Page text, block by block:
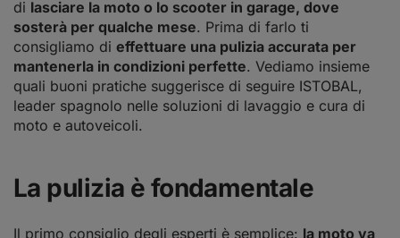
di lasciare la moto o lo scooter in garage, dove
sosterà per qualche mese. Prima di farlo ti
consigliamo di effettuare una pulizia accurata per
mantenerla in condizioni perfette. Vediamo insieme
quali buoni pratiche suggerisce di seguire ISTOBAL,
leader spagnolo nelle soluzioni di lavaggio e cura di
moto e autoveicoli.
La pulizia è fondamentale
Il primo consiglio degli esperti è semplice: la moto va